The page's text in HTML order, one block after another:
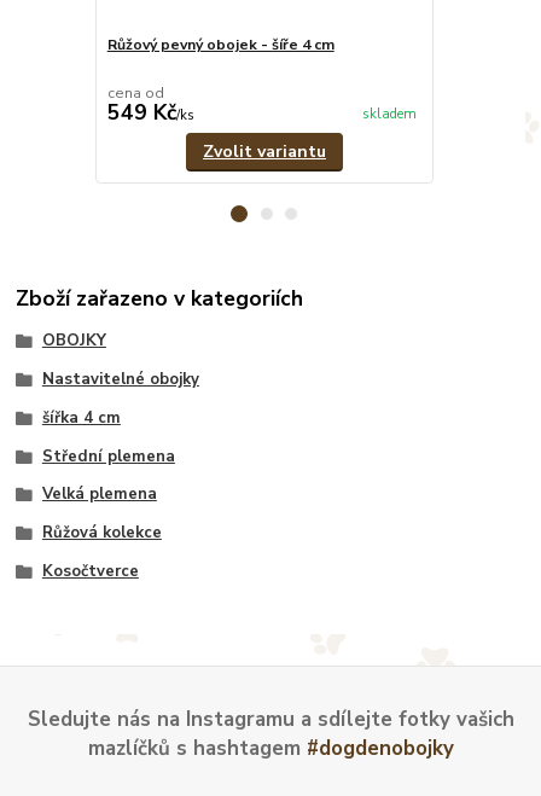
Růžový pevný obojek - šíře 4 cm
cena od
549 Kč/ks skladem
Zvolit variantu
Zboží zařazeno v kategoriích
OBOJKY
Nastavitelné obojky
šířka 4 cm
Střední plemena
Velká plemena
Růžová kolekce
Kosočtverce
Sledujte nás na Instagramu a sdílejte fotky vašich
mazlíčků s hashtagem #dogdenobojky